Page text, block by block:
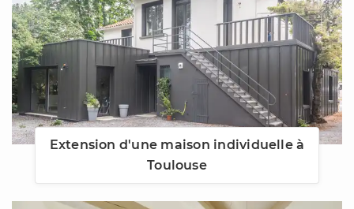
Extension d'une maison individuelle à
Toulouse